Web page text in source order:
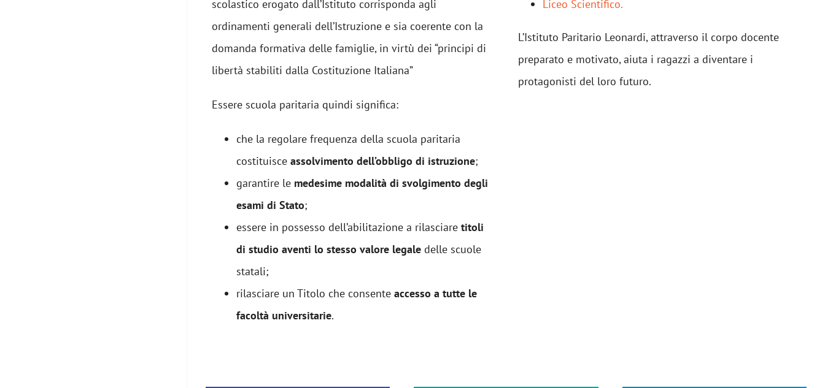
scolastico erogato dall’Istituto corrisponda agli
ordinamenti generali dell’Istruzione e sia coerente con la
domanda formativa delle famiglie, in virtù dei “principi di
libertà stabiliti dalla Costituzione Italiana”
Essere scuola paritaria quindi significa:
che la regolare frequenza della scuola paritaria
costituisce assolvimento dell’obbligo di istruzione;
garantire le medesime modalità di svolgimento degli
esami di Stato;
essere in possesso dell’abilitazione a rilasciare titoli
di studio aventi lo stesso valore legale delle scuole
statali;
rilasciare un Titolo che consente accesso a tutte le
facoltà universitarie.
Liceo Scientifico.
L’Istituto Paritario Leonardi, attraverso il corpo docente
preparato e motivato, aiuta i ragazzi a diventare i
protagonisti del loro futuro.